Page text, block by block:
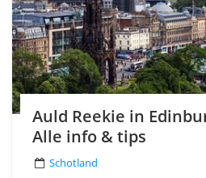
Auld Reekie in
Alle info & tips
Schotland